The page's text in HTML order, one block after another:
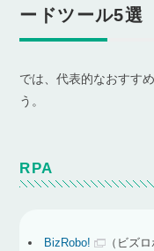
ードツール5選
では、代表的なおすす
う。
RPA
BizRobo! （ビズロ